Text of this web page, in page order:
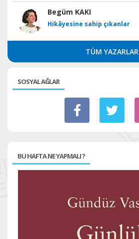
Begüm KAKI
Hikâyesine sahip çıkanlar
TÜM YAZARLAR
SOSYAL AĞLAR
BU HAFTA NE YAPMALI ?